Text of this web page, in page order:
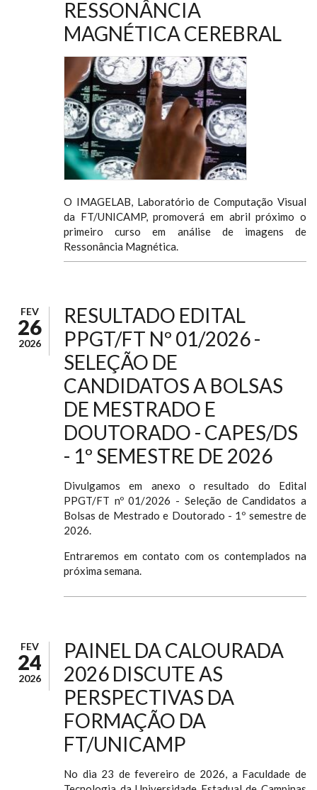
RESSONÂNCIA
MAGNÉTICA CEREBRAL
O IMAGELAB, Laboratório de Computação Visual
da FT/UNICAMP, promoverá em abril próximo o
primeiro curso em análise de imagens de
Ressonância Magnética.
FEV
26
2026
RESULTADO EDITAL
PPGT/FT Nº 01/2026 -
SELEÇÃO DE
CANDIDATOS A BOLSAS
DE MESTRADO E
DOUTORADO - CAPES/DS
- 1º SEMESTRE DE 2026
Divulgamos em anexo o resultado do Edital
PPGT/FT nº 01/2026 - Seleção de Candidatos a
Bolsas de Mestrado e Doutorado - 1º semestre de
2026.
Entraremos em contato com os contemplados na
próxima semana.
FEV
24
2026
PAINEL DA CALOURADA
2026 DISCUTE AS
PERSPECTIVAS DA
FORMAÇÃO DA
FT/UNICAMP
No dia 23 de fevereiro de 2026, a Faculdade de